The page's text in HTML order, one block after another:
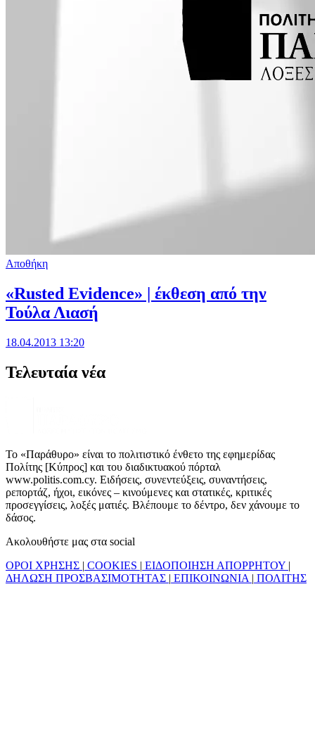
Αποθήκη
«Rusted Evidence» | έκθεση από την
Τούλα Λιασή
18.04.2013 13:20
Τελευταία νέα
Το «Παράθυρο» είναι το πολιτιστικό ένθετο της εφημερίδας
Πολίτης [Κύπρος] και του διαδικτυακού πόρταλ
www.politis.com.cy. Ειδήσεις, συνεντεύξεις, συναντήσεις,
ρεπορτάζ, ήχοι, εικόνες – κινούμενες και στατικές, κριτικές
προσεγγίσεις, λοξές ματιές. Βλέπουμε το δέντρο, δεν χάνουμε το
δάσος.
Ακολουθήστε μας στα social
ΟΡΟΙ ΧΡΗΣΗΣ | COOKIES | ΕΙΔΟΠΟΙΗΣΗ ΑΠΟΡΡΗΤΟΥ |
ΔΗΛΩΣΗ ΠΡΟΣΒΑΣΙΜΟΤΗΤΑΣ | ΕΠΙΚΟΙΝΩΝΙΑ | ΠΟΛΙΤΗΣ